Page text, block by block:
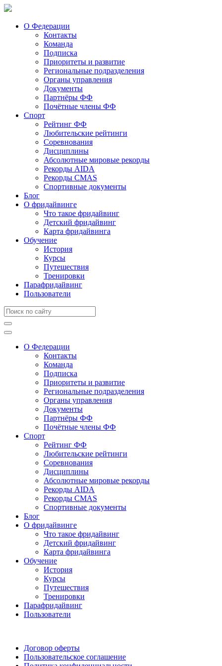
О Федерации
Контакты
Команда
Подписка
Приоритеты и развитие
Региональные подразделения
Органы управления
Документы
Партнёры ФФ
Почётные члены ФФ
Спорт
Рейтинг ФФ
Любительские рейтинги
Соревнования
Дисциплины
Абсолютные мировые рекорды
Рекорды AIDA
Рекорды CMAS
Спортивные документы
Блог
О фридайвинге
Что такое фридайвинг
Детский фридайвинг
Карта фридайвинга
Обучение
История
Курсы
Путешествия
Тренировки
Парафридайвинг
Пользователи
О Федерации
Контакты
Команда
Подписка
Приоритеты и развитие
Региональные подразделения
Органы управления
Документы
Партнёры ФФ
Почётные члены ФФ
Спорт
Рейтинг ФФ
Любительские рейтинги
Соревнования
Дисциплины
Абсолютные мировые рекорды
Рекорды AIDA
Рекорды CMAS
Спортивные документы
Блог
О фридайвинге
Что такое фридайвинг
Детский фридайвинг
Карта фридайвинга
Обучение
История
Курсы
Путешествия
Тренировки
Парафридайвинг
Пользователи
Договор оферты
Пользовательское соглашение